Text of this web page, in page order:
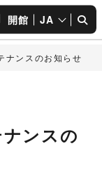
開館 JA
ナンスのお知らせ
ナンスの